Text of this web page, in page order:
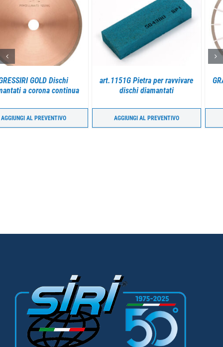
GRANSIRI – dischi diamantati
a settori
AGGIUNGI AL PREVENTIVO
TURBO GRES SIRI GOLD –
DISCHI DIAMANTATI
DETTAGLI